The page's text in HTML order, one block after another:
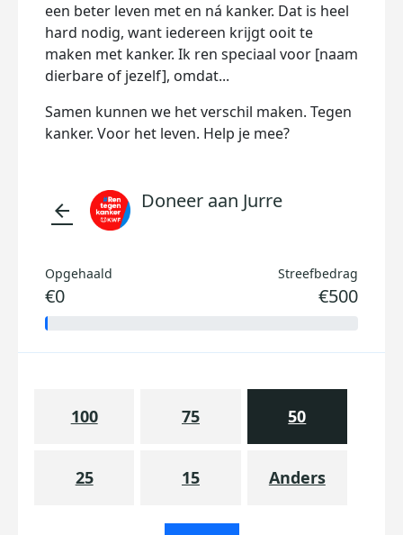
een beter leven met en ná kanker. Dat is heel
hard nodig, want iedereen krijgt ooit te
maken met kanker. Ik ren speciaal voor [naam
dierbare of jezelf], omdat...
Samen kunnen we het verschil maken. Tegen
kanker. Voor het leven. Help je mee?
arrow_back Doneer aan Jurre
Opgehaald
€0
Streefbedrag
€500
100 75 50
25 15 Anders